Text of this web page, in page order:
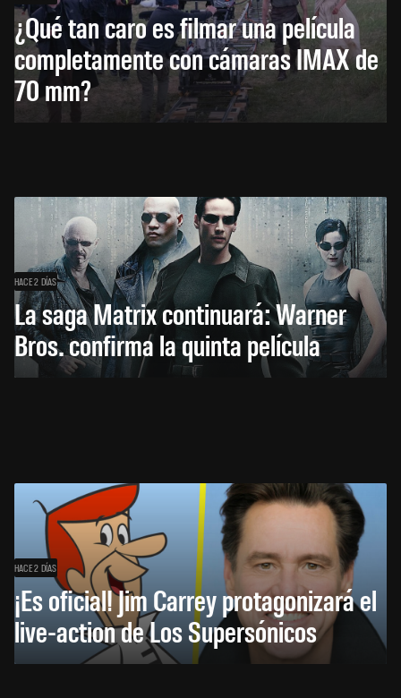
¿Qué tan caro es filmar una película
completamente con cámaras IMAX de
70 mm?
HACE 2 DÍAS
La saga Matrix continuará: Warner
Bros. confirma la quinta película
HACE 2 DÍAS
¡Es oficial! Jim Carrey protagonizará el
live-action de Los Supersónicos